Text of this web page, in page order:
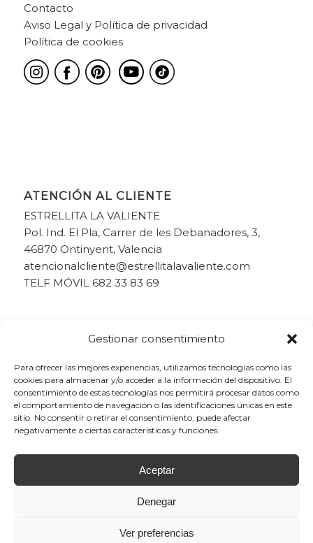
Gestionar consentimiento
Para ofrecer las mejores experiencias, utilizamos tecnologías como las
cookies para almacenar y/o acceder a la información del dispositivo. El
consentimiento de estas tecnologías nos permitirá procesar datos como
el comportamiento de navegación o las identificaciones únicas en este
sitio. No consentir o retirar el consentimiento, puede afectar
negativamente a ciertas características y funciones.
Aceptar
Denegar
Ver preferencias
Contacto
Aviso Legal y Política de privacidad
Política de cookies
ATENCIÓN AL CLIENTE
ESTRELLITA LA VALIENTE
Pol. Ind. El Pla, Carrer de les Debanadores, 3,
46870 Ontinyent, Valencia
atencionalcliente@estrellitalavaliente.com
TELF MÓVIL 682 33 83 69
© Copyright - Estrellita la Valiente - 2023 -info@estrellitalavaliente.com